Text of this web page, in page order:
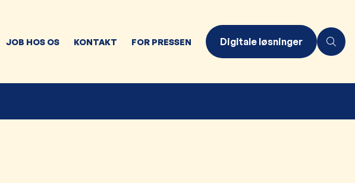
JOB HOS OS KONTAKT FOR PRESSEN Digitale løsninger